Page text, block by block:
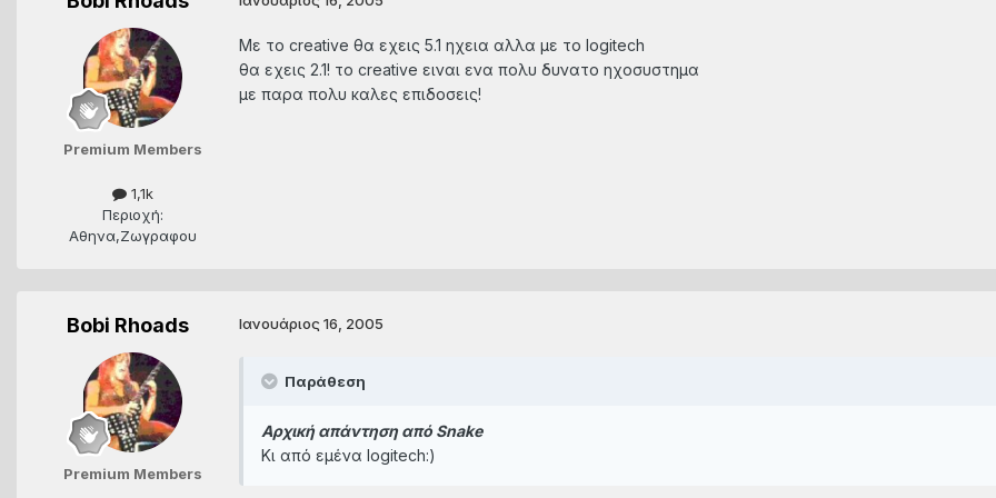
Premium Members
1,1k
Περιοχή:
Αθηνα,Ζωγραφου
Με το creative θα εχεις 5.1 ηχεια αλλα με το logitech
θα εχεις 2.1! το creative ειναι ενα πολυ δυνατο ηχοσυστημα
με παρα πολυ καλες επιδοσεις!
Bobi Rhoads
Premium Members
Ιανουάριος 16, 2005
Παράθεση
Αρχική απάντηση από Snake
Κι από εμένα logitech:)